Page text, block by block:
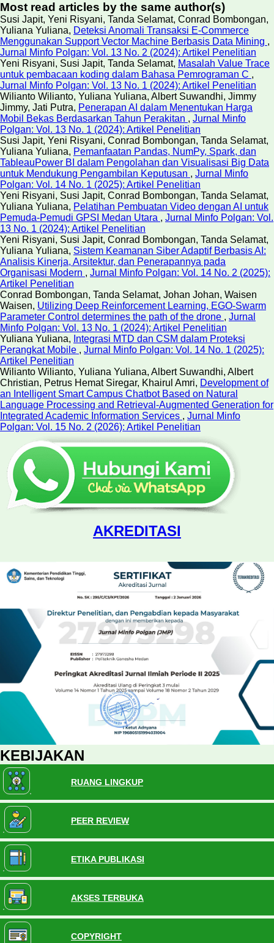
Most read articles by the same author(s)
Susi Japit, Yeni Risyani, Tanda Selamat, Conrad Bombongan,
Yuliana Yuliana, Deteksi Anomali Transaksi E-Commerce
Menggunakan Support Vector Machine Berbasis Data Mining ,
Jurnal Minfo Polgan: Vol. 13 No. 2 (2024): Artikel Penelitian
Yeni Risyani, Susi Japit, Tanda Selamat, Masalah Value Trace
untuk pembacaan koding dalam Bahasa Pemrograman C ,
Jurnal Minfo Polgan: Vol. 13 No. 1 (2024): Artikel Penelitian
Wilianto Wilianto, Yuliana Yuliana, Albert Suwandhi, Jimmy
Jimmy, Jati Putra, Penerapan AI dalam Menentukan Harga
Mobil Bekas Berdasarkan Tahun Perakitan , Jurnal Minfo
Polgan: Vol. 13 No. 1 (2024): Artikel Penelitian
Susi Japit, Yeni Risyani, Conrad Bombongan, Tanda Selamat,
Yuliana Yuliana, Pemanfaatan Pandas, NumPy, Spark, dan
TableauPower BI dalam Pengolahan dan Visualisasi Big Data
untuk Mendukung Pengambilan Keputusan , Jurnal Minfo
Polgan: Vol. 14 No. 1 (2025): Artikel Penelitian
Yeni Risyani, Susi Japit, Conrad Bombongan, Tanda Selamat,
Yuliana Yuliana, Pelatihan Pembuatan Video dengan AI untuk
Pemuda-Pemudi GPSI Medan Utara , Jurnal Minfo Polgan: Vol.
13 No. 1 (2024): Artikel Penelitian
Yeni Risyani, Susi Japit, Conrad Bombongan, Tanda Selamat,
Yuliana Yuliana, Sistem Keamanan Siber Adaptif Berbasis AI:
Analisis Kinerja, Arsitektur, dan Penerapannya pada
Organisasi Modern , Jurnal Minfo Polgan: Vol. 14 No. 2 (2025):
Artikel Penelitian
Conrad Bombongan, Tanda Selamat, Johan Johan, Waisen
Waisen, Utilizing Deep Reinforcement Learning, EGO-Swarm
Parameter Control determines the path of the drone , Jurnal
Minfo Polgan: Vol. 13 No. 1 (2024): Artikel Penelitian
Yuliana Yuliana, Integrasi MTD dan CSM dalam Proteksi
Perangkat Mobile , Jurnal Minfo Polgan: Vol. 14 No. 1 (2025):
Artikel Penelitian
Wilianto Wilianto, Yuliana Yuliana, Albert Suwandhi, Albert
Christian, Petrus Hemat Siregar, Khairul Amri, Development of
an Intelligent Smart Campus Chatbot Based on Natural
Language Processing and Retrieval-Augmented Generation for
Integrated Academic Information Services , Jurnal Minfo
Polgan: Vol. 15 No. 2 (2026): Artikel Penelitian
AKREDITASI
KEBIJAKAN
RUANG LINGKUP
PEER REVIEW
ETIKA PUBLIKASI
AKSES TERBUKA
COPYRIGHT